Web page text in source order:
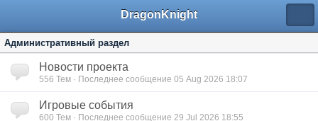
DragonKnight
Административный раздел
Новости проекта
556 Тем · Последнее сообщение 05 Aug 2026 18:07
Игровые события
600 Тем · Последнее сообщение 29 Jul 2026 18:55